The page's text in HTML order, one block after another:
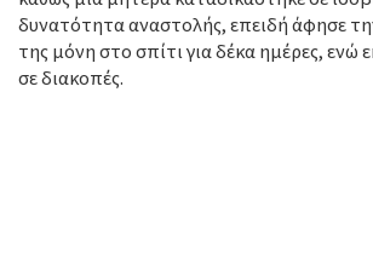
δυνατότητα αναστολής, επειδή άφησε
της μόνη στο σπίτι για δέκα ημέρες, ενώ
σε διακοπές.